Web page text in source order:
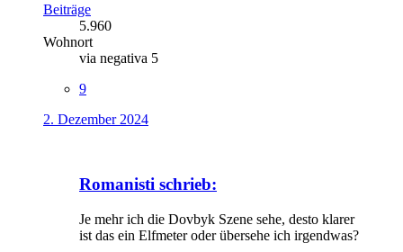
Beiträge
5.960
Wohnort
via negativa 5
9
2. Dezember 2024
Romanisti schrieb:
Je mehr ich die Dovbyk Szene sehe, desto klarer
ist das ein Elfmeter oder übersehe ich irgendwas?